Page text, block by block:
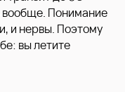
вообще. Понимание
и нервы. Поэтому
вы летите